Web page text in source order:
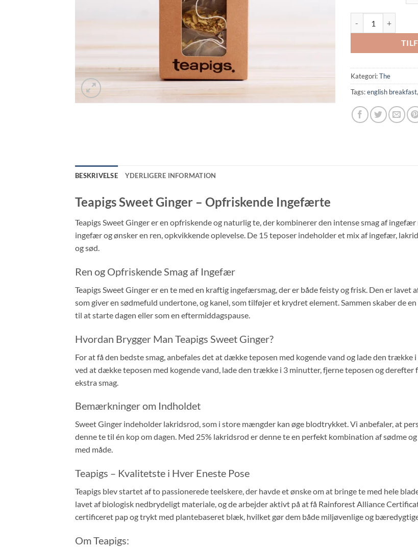
Kategori:The
Tags:english breakfast,
BESKRIVELSE YDERLIGERE INFORMATION
Teapigs Sweet Ginger – Opfriskende Ingefærte
Teapigs Sweet Ginger er en opfriskende og naturlig te, der kombinerer den intense smag af
ingefær og ønsker en ren, opkvikkende oplevelse. De 15 teposer indeholder et mix af ingefær,
og sød.
Ren og Opfriskende Smag af Ingefær
Teapigs Sweet Ginger er en te med en kraftig ingefærsmag, der er både feisty og frisk. Den er
som giver en sødmefuld undertone, og kanel, som tilføjer et krydret element. Sammen skaber de
til at starte dagen eller som en eftermiddagspause.
Hvordan Brygger Man Teapigs Sweet Ginger?
For at få den bedste smag, anbefales det at dække teposen med kogende vand og lade den trække
ved at dække teposen med kogende vand, lade den trække i 3 minutter, fjerne teposen og
ekstra smag.
Bemærkninger om Indholdet
Sweet Ginger indeholder lakridsrod, som i store mængder kan øge blodtrykket. Vi anbefaler, at
denne te til én kop om dagen. Med 25% lakridsrod er denne te en perfekt kombination af sødme
med måde.
Teapigs – Kvalitetste i Hver Eneste Pose
Teapigs blev startet af to passionerede teelskere, der havde et ønske om at bringe te med hele
lavet af biologisk nedbrydeligt materiale, og de arbejder aktivt på at få Rainforest Alliance
certificeret pap og trykt med plantebaseret blæk, hvilket gør dem både miljøvenlige og
Om Teapigs: